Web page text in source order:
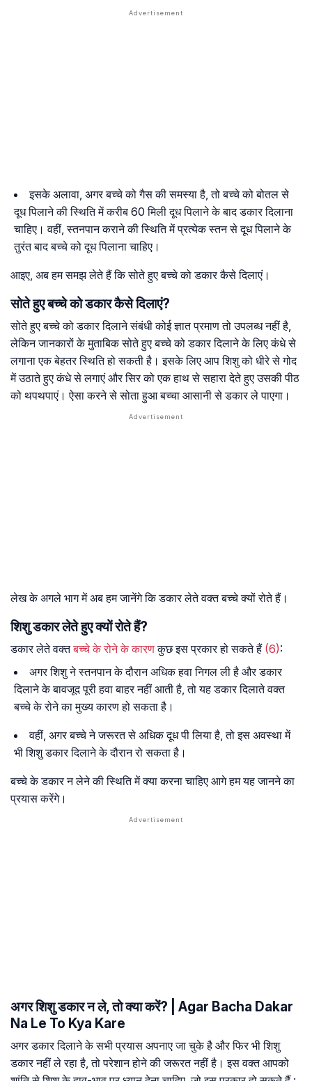
इसके अलावा, अगर बच्चे को गैस की समस्या है, तो बच्चे को बोतल से
दूध पिलाने की स्थिति में करीब 60 मिली दूध पिलाने के बाद डकार दिलाना
चाहिए। वहीं, स्तनपान कराने की स्थिति में प्रत्येक स्तन से दूध पिलाने के
तुरंत बाद बच्चे को दूध पिलाना चाहिए।
आइए, अब हम समझ लेते हैं कि सोते हुए बच्चे को डकार कैसे दिलाएं।
सोते हुए बच्चे को डकार कैसे दिलाएं?
सोते हुए बच्चे को डकार दिलाने संबंधी कोई ज्ञात प्रमाण तो उपलब्ध नहीं है,
लेकिन जानकारों के मुताबिक सोते हुए बच्चे को डकार दिलाने के लिए कंधे से
लगाना एक बेहतर स्थिति हो सकती है। इसके लिए आप शिशु को धीरे से गोद
में उठाते हुए कंधे से लगाएं और सिर को एक हाथ से सहारा देते हुए उसकी पीठ
को थपथपाएं। ऐसा करने से सोता हुआ बच्चा आसानी से डकार ले पाएगा।
लेख के अगले भाग में अब हम जानेंगे कि डकार लेते वक्त बच्चे क्यों रोते हैं।
शिशु डकार लेते हुए क्यों रोते हैं?
डकार लेते वक्तबच्चे के रोने के कारणकुछ इस प्रकार हो सकते हैं (6):
अगर शिशु ने स्तनपान के दौरान अधिक हवा निगल ली है और डकार
दिलाने के बावजूद पूरी हवा बाहर नहीं आती है, तो यह डकार दिलाते वक्त
बच्चे के रोने का मुख्य कारण हो सकता है।
वहीं, अगर बच्चे ने जरूरत से अधिक दूध पी लिया है, तो इस अवस्था में
भी शिशु डकार दिलाने के दौरान रो सकता है।
बच्चे के डकार न लेने की स्थिति में क्या करना चाहिए आगे हम यह जानने का
प्रयास करेंगे।
अगर शिशु डकार न ले, तो क्या करें? | Agar Bacha Dakar
Na Le To Kya Kare
अगर डकार दिलाने के सभी प्रयास अपनाए जा चुके है और फिर भी शिशु
डकार नहीं ले रहा है, तो परेशान होने की जरूरत नहीं है। इस वक्त आपको